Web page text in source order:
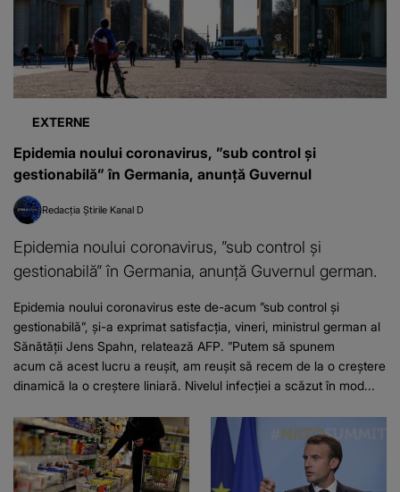
EXTERNE
Epidemia noului coronavirus, ”sub control şi
gestionabilă” în Germania, anunţă Guvernul
Redacția Știrile Kanal D
Epidemia noului coronavirus, ”sub control şi
gestionabilă” în Germania, anunţă Guvernul german.
Epidemia noului coronavirus este de-acum ”sub control şi
gestionabilă”, şi-a exprimat satisfacţia, vineri, ministrul german al
Sănătăţii Jens Spahn, relatează AFP. ”Putem să spunem
acum că acest lucru a reuşit, am reuşit să recem de la o creştere
dinamică la o creştere liniară. Nivelul infecţiei a scăzut în mod...